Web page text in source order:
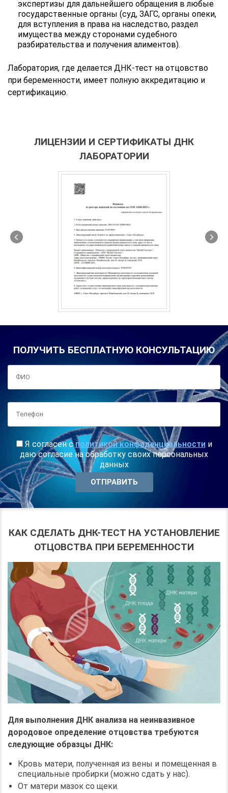
экспертизы для дальнейшего обращения в любые
государственные органы (суд, ЗАГС, органы опеки,
для вступления в права на наследство, раздел
имущества между сторонами судебного
разбирательства и получения алиментов).
Лаборатория, где делается ДНК-тест на отцовство
при беременности, имеет полную аккредитацию и
сертификацию.
ЛИЦЕНЗИИ И СЕРТИФИКАТЫ ДНК
ЛАБОРАТОРИИ
ПОЛУЧИТЬ БЕСПЛАТНУЮ КОНСУЛЬТАЦИЮ
Я согласен сполитикой конфиденциальности и
даю согласие на обработку своих персональных
данных
КАК СДЕЛАТЬ ДНК-ТЕСТ НА УСТАНОВЛЕНИЕ
ОТЦОВСТВА ПРИ БЕРЕМЕННОСТИ
Для выполнения ДНК анализа на неинвазивное
дородовое определение отцовства требуются
следующие образцы ДНК:
Кровь матери, полученная из вены и помещенная в
специальные пробирки (можно сдать у нас).
От матери мазок со щеки.